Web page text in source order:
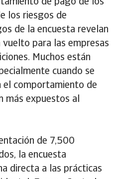
de pago de los
los riesgos de
de la encuesta revelan
para las empresas
Muchos están
cuando se
el comportamiento de
más expuestos al
de 7,500
la encuesta
directa a las prácticas